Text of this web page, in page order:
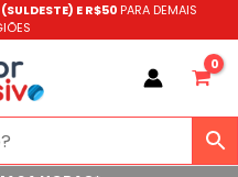
E R$50 PARA DEMAIS